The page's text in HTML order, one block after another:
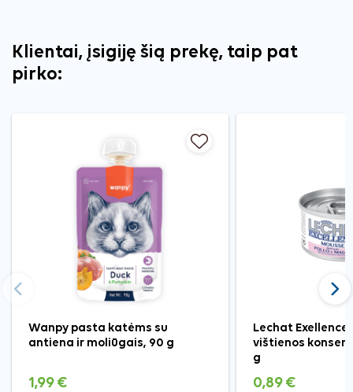
Klientai, įsigiję šią prekę, taip pat
pirko:
Wanpy pasta katėms su
antiena ir moliūgais, 90 g
1,99 €
Lechat
vištienos
g
0,89 €
Ankstesnis